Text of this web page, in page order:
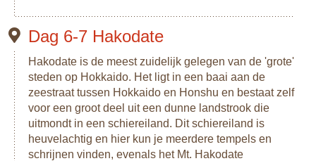
Dag 6-7 Hakodate
Hakodate is de meest zuidelijk gelegen van de 'grote'
steden op Hokkaido. Het ligt in een baai aan de
zeestraat tussen Hokkaido en Honshu en bestaat zelf
voor een groot deel uit een dunne landstrook die
uitmondt in een schiereiland. Dit schiereiland is
heuvelachtig en hier kun je meerdere tempels en
schrijnen vinden, evenals het Mt. Hakodate